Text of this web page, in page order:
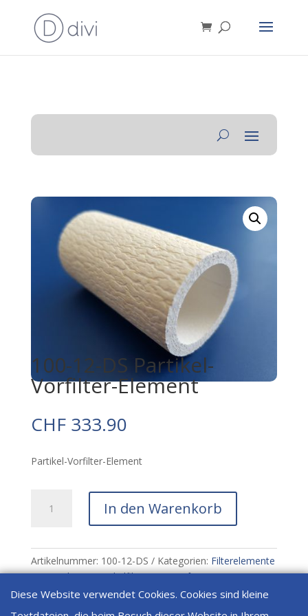
100-12-DS Partikel-
Vorfilter-Element
CHF333.90
Partikel-Vorfilter-Element
Vorfilter-
Element
Menge
In den Warenkorb
Artikelnummer: 100-12-DS Kategorien: Filterelemente
(Kartuschen),Partikelfilter 150-290 °C
Diese Website verwendet Cookies. Cookies sind kleine